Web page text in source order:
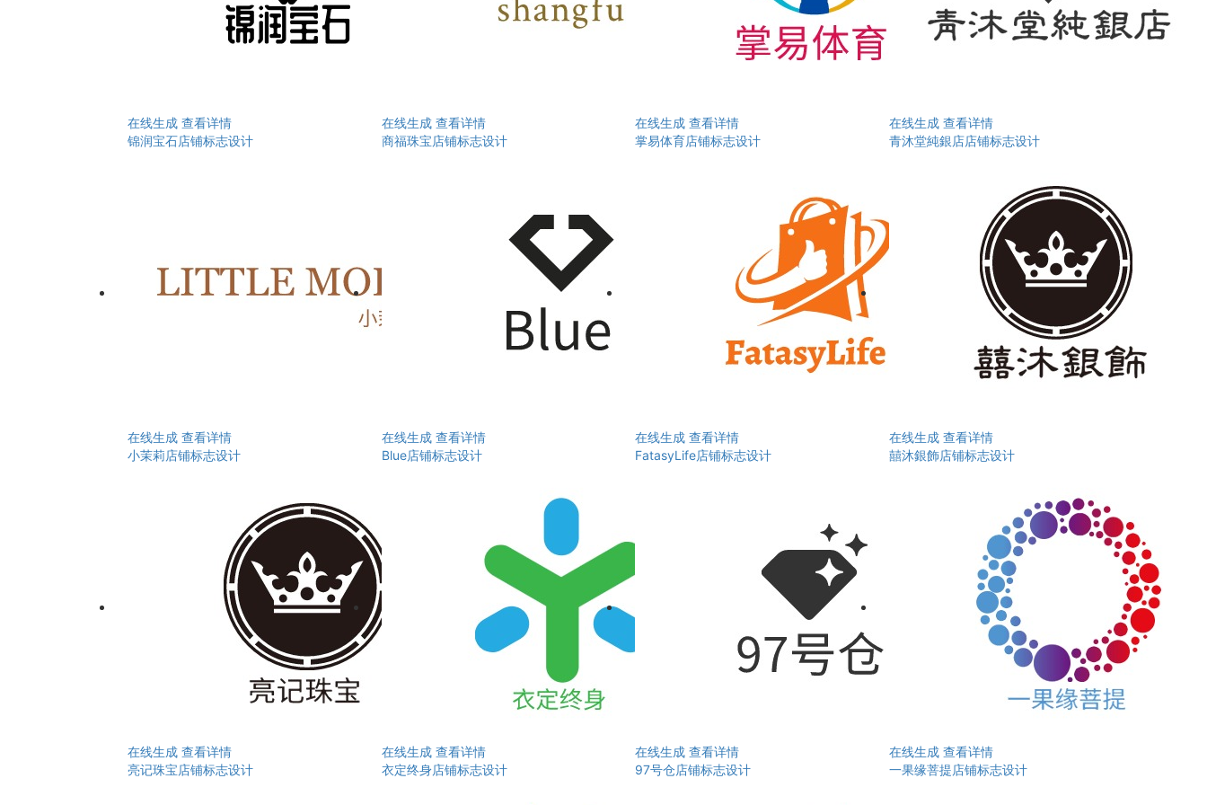
在线生成 查看详情
锦润宝石店铺标志设计
在线生成 查看详情
商福珠宝店铺标志设计
在线生成 查看详情
掌易体育店铺标志设计
在线生成 查看详情
青沐堂純銀店店铺标志设计
在线生成 查看详情
小茉莉店铺标志设计
在线生成 查看详情
Blue店铺标志设计
在线生成 查看详情
FatasyLife店铺标志设计
在线生成 查看详情
囍沐銀飾店铺标志设计
在线生成 查看详情
亮记珠宝店铺标志设计
在线生成 查看详情
衣定终身店铺标志设计
在线生成 查看详情
97号仓店铺标志设计
在线生成 查看详情
一果缘菩提店铺标志设计